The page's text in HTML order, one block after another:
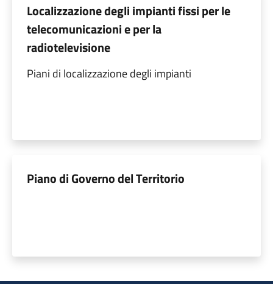
Localizzazione degli impianti fissi per le
telecomunicazioni e per la
radiotelevisione
Piani di localizzazione degli impianti
Piano di Governo del Territorio